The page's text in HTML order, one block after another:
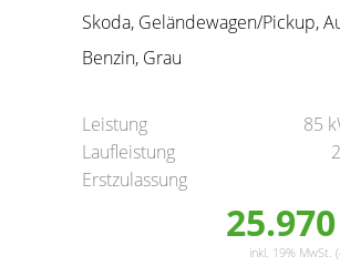
Skoda, Geländewagen/Pickup,
Benzin, Grau
Leistung 85
Laufleistung
Erstzulassung
inkl. 19% MwSt.